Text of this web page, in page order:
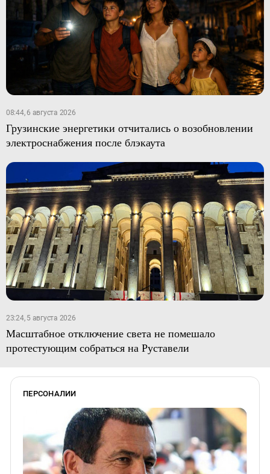
08:44, 6 августа 2026
Грузинские энергетики отчитались о возобновлении
электроснабжения после блэкаута
23:24, 5 августа 2026
Масштабное отключение света не помешало
протестующим собраться на Руставели
ПЕРСОНАЛИИ